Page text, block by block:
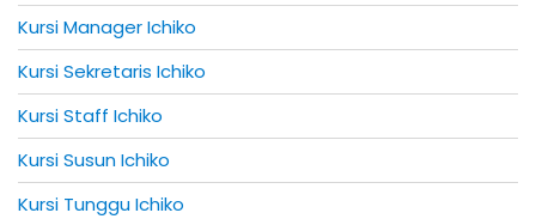
Kursi Manager Ichiko
Kursi Sekretaris Ichiko
Kursi Staff Ichiko
Kursi Susun Ichiko
Kursi Tunggu Ichiko